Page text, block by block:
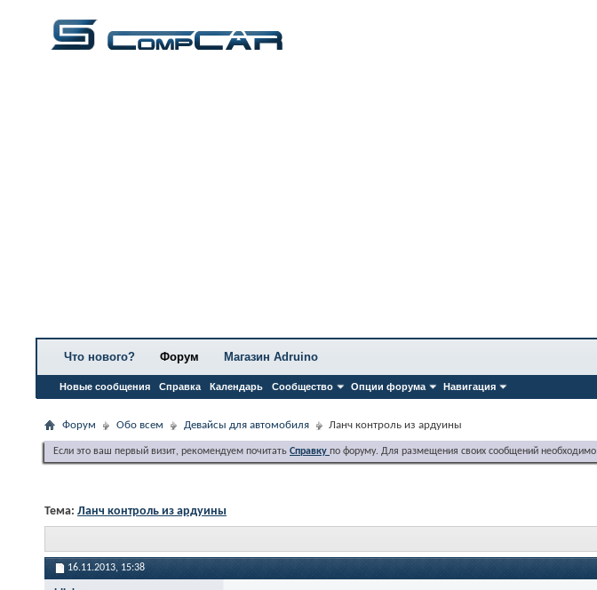
Что нового? Форум
Новые сообщения Справка Календарь Сообщество Опции форума Навигация
Магазин Adruino
Форум Обо всем Девайсы для автомобиля Ланч контроль из ардуины
Если это ваш первый визит, рекомендуем почитать Справку по форуму. Для размещения своих сообщений необходимо
Тема: Ланч контроль из ардуины
16.11.2013, 15:38